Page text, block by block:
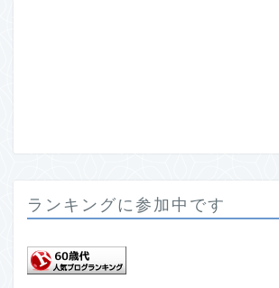
ランキングに参加中です